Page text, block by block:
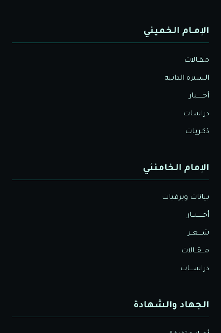
الإمـام الخميني
مـقـالات
السيرة الذاتية
أخــــــبار
دراسـات
ذكـريـات
الإمام الخامنئي
بيانات وبرقيات
أخــــــبــار
شــــعــر
مـــقــالات
دراســــات
الجهاد والشهادة